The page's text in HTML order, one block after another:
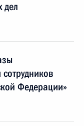
дел
Федерации»